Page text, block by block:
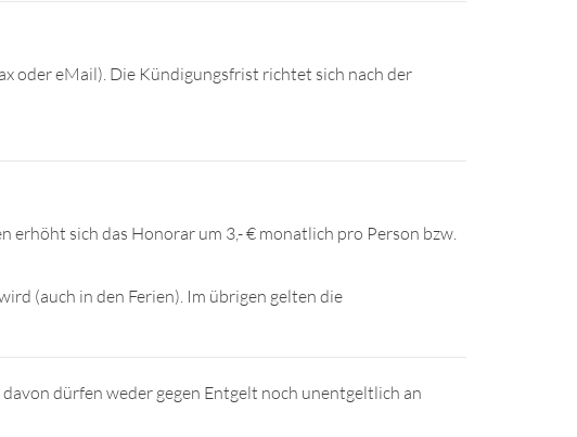
oder eMail). Die Kündigungsfrist richtet sich nach der
erhöht sich das Honorar um 3,- € monatlich pro Person bzw.
(auch in den Ferien). Im übrigen gelten die
dürfen weder gegen Entgelt noch unentgeltlich an